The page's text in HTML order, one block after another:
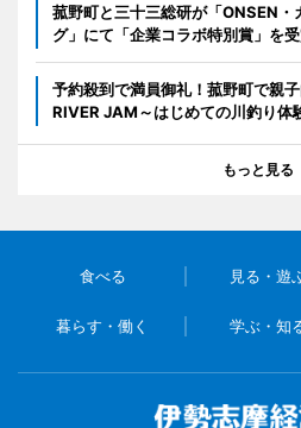
菰野町と三十三総研が「ONSEN・
グ」にて「企業コラボ特別賞」を受
予約殺到で満員御礼！菰野町で親
RIVER JAM～はじめての川釣り体
もっと見る
食べる 見る・遊
暮らす・働く 学ぶ・知